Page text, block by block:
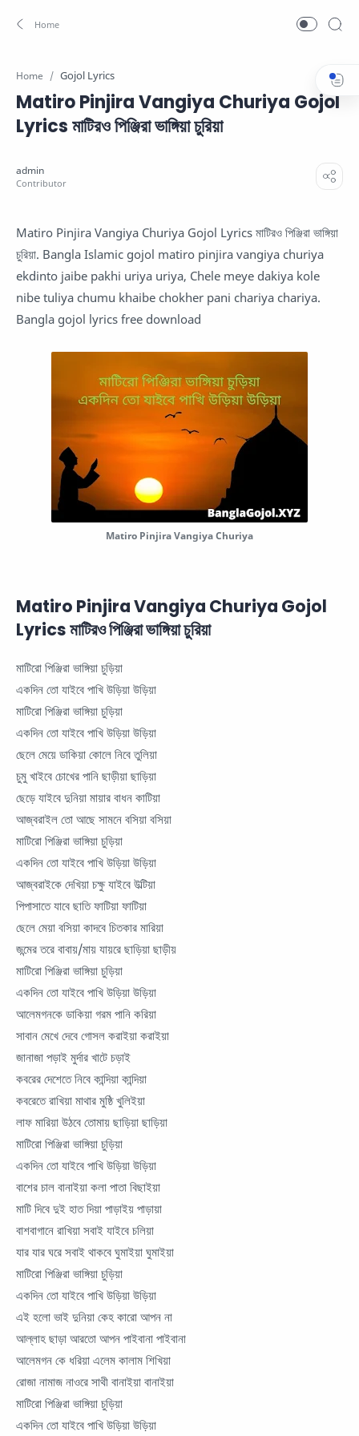
Home Gojol Lyrics
Matiro Pinjira Vangiya Churiya Gojol
Lyrics মাটিরও পিঞ্জিরা ভাঙ্গিয়া চুরিয়া
Matiro Pinjira Vangiya Churiya Gojol Lyrics মাটিরও পিঞ্জিরা ভাঙ্গিয়া
চুরিয়া. Bangla Islamic gojol matiro pinjira vangiya churiya
ekdinto jaibe pakhi uriya uriya, Chele meye dakiya kole
nibe tuliya chumu khaibe chokher pani chariya chariya.
Bangla gojol lyrics free download
Matiro Pinjira Vangiya Churiya
Matiro Pinjira Vangiya Churiya Gojol
Lyrics মাটিরও পিঞ্জিরা ভাঙ্গিয়া চুরিয়া
মাটিরো পিঞ্জিরা ভাঙ্গিয়া চুড়িয়া
একদিন তো যাইবে পাখি উড়িয়া উড়িয়া
মাটিরো পিঞ্জিরা ভাঙ্গিয়া চুড়িয়া
একদিন তো যাইবে পাখি উড়িয়া উড়িয়া
ছেলে মেয়ে ডাকিয়া কোলে নিবে তুলিয়া
চুমু খাইবে চোখের পানি ছাড়ীয়া ছাড়িয়া
ছেড়ে যাইবে দুনিয়া মায়ার বাধন কাটিয়া
আজ্বরাইল তো আছে সামনে বসিয়া বসিয়া
মাটিরো পিঞ্জিরা ভাঙ্গিয়া চুড়িয়া
একদিন তো যাইবে পাখি উড়িয়া উড়িয়া
আজ্বরাইকে দেখিয়া চক্ষু যাইবে উল্টিয়া
পিপাসাতে যাবে ছাতি ফাটিয়া ফাটিয়া
ছেলে মেয়া বসিয়া কাদবে চিতকার মারিয়া
জন্মের তরে বাবায়/মায় যায়রে ছাড়িয়া ছাড়ীয়
মাটিরো পিঞ্জিরা ভাঙ্গিয়া চুড়িয়া
একদিন তো যাইবে পাখি উড়িয়া উড়িয়া
আলেমগনকে ডাকিয়া গরম পানি করিয়া
সাবান মেখে দেবে গোসল করাইয়া করাইয়া
জানাজা পড়াই মুর্দার খাটে চড়াই
কবরের দেশেতে নিবে কান্দিয়া কান্দিয়া
কবরেতে রাখিয়া মাথার মুষ্ঠি খুলিইয়া
লাফ মারিয়া উঠবে তোমায় ছাড়িয়া ছাড়িয়া
মাটিরো পিঞ্জিরা ভাঙ্গিয়া চুড়িয়া
একদিন তো যাইবে পাখি উড়িয়া উড়িয়া
বাশের চাল বানাইয়া কলা পাতা বিছাইয়া
মাটি দিবে দুই হাত দিয়া পাড়াইয় পাড়ায়া
বাশবাগানে রাখিয়া সবাই যাইবে চলিয়া
যার যার ঘরে সবাই থাকবে ঘুমাইয়া ঘুমাইয়া
মাটিরো পিঞ্জিরা ভাঙ্গিয়া চুড়িয়া
একদিন তো যাইবে পাখি উড়িয়া উড়িয়া
এই হলো ভাই দুনিয়া কেহ কারো আপন না
আল্লাহ ছাড়া আরতো আপন পাইবানা পাইবানা
আলেমগন কে ধরিয়া এলেম কালাম শিখিয়া
রোজা নামাজ নাওরে সাথী বানাইয়া বানাইয়া
মাটিরো পিঞ্জিরা ভাঙ্গিয়া চুড়িয়া
একদিন তো যাইবে পাখি উড়িয়া উড়িয়া